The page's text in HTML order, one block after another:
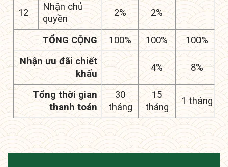
12
Nhận chủ
quyền
2% 2%
TỔNG CỘNG 100% 100%
100%
Nhận ưu đãi chiết
khấu
4% 8%
Tổng thời gian
thanh toán
30
tháng
15
tháng
1 tháng